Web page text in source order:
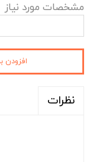
مشخصات مورد نیاز
افزودن
نظرات